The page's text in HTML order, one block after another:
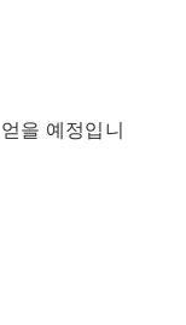
을 예정입니